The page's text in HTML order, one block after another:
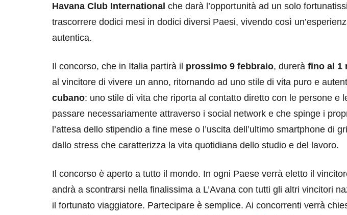
Havana Club International che darà l’opportunità ad un solo
trascorrere dodici mesi in dodici diversi Paesi, vivendo così
autentica.
Il concorso, che in Italia partirà il prossimo 9 febbraio, durerà fino al 1
al vincitore di vivere un anno, ritornando ad uno stile di vita puro e
cubano: uno stile di vita che riporta al contatto diretto con le persone e
passare necessariamente attraverso i social network e che spinge i
l’attesa dello stipendio a fine mese o l’uscita dell’ultimo smartphone di
dallo stress che caratterizza la vita quotidiana dello studio e del lavoro.
Il concorso è aperto a tutto il mondo. In ogni Paese verrà eletto il
andrà a scontrarsi nella finalissima a L’Avana con tutti gli altri vincitori
il fortunato viaggiatore. Partecipare è semplice. Ai concorrenti verrà